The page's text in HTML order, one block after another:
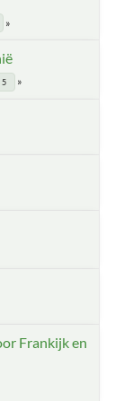
5
Frankijk en